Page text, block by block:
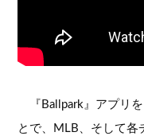
『Ballpark』アプリを
とで、MLB、そして各